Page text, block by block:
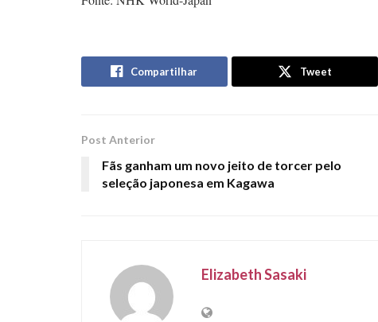
Compartilhar Tweet
Post Anterior
Fãs ganham um novo jeito de torcer pelo
seleção japonesa em Kagawa
Elizabeth Sasaki